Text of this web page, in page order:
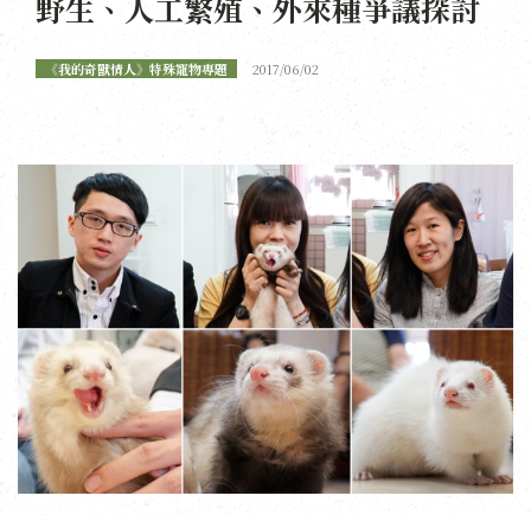
《我的奇獸情人》特殊寵物專題 2017/06/02